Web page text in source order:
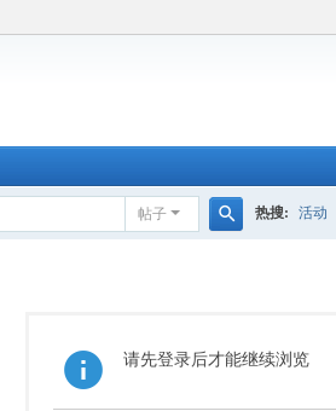
帖子 热搜: 活动
请先登录后才能继续浏览